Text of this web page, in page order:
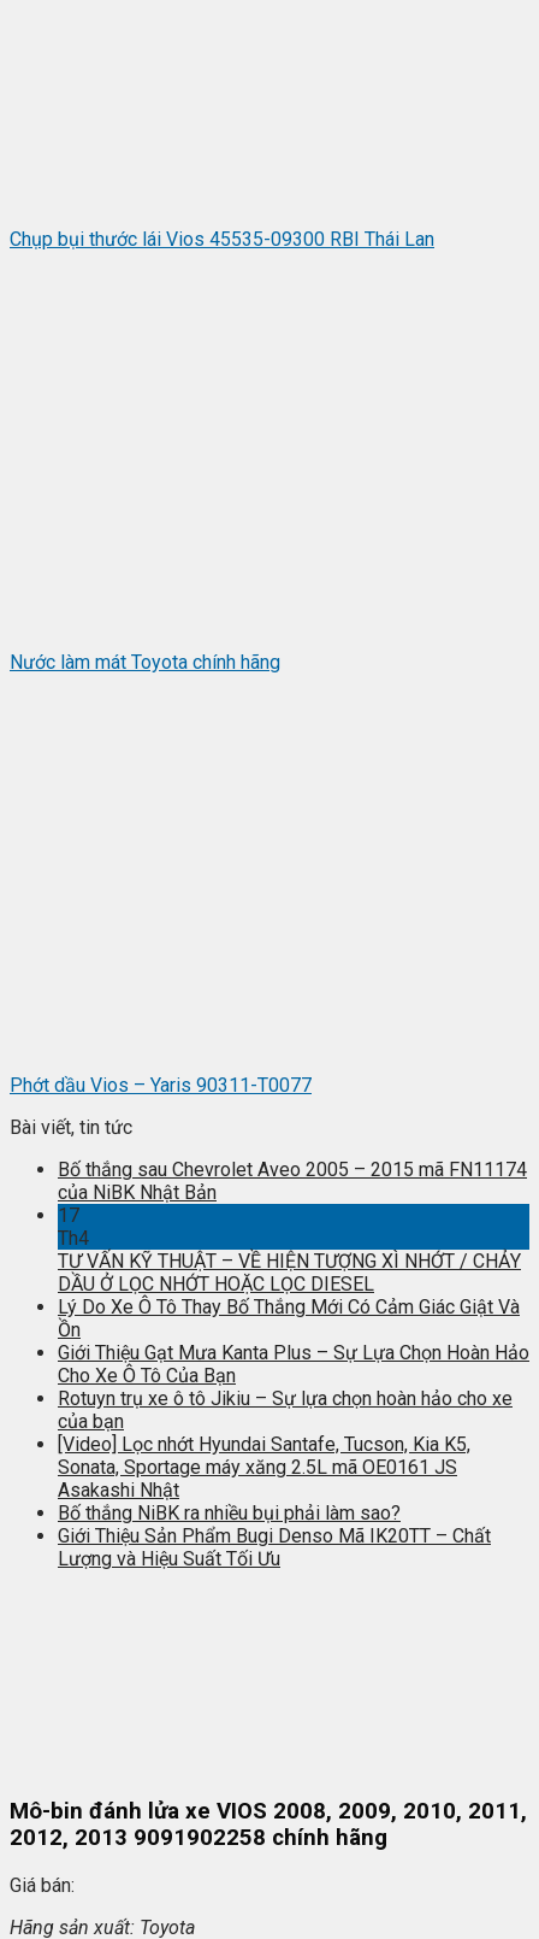
Chụp bụi thước lái Vios 45535-09300 RBI Thái Lan
Nước làm mát Toyota chính hãng
Phớt dầu Vios – Yaris 90311-T0077
Bài viết, tin tức
Bố thắng sau Chevrolet Aveo 2005 – 2015 mã FN11174
của NiBK Nhật Bản
17
Th4
TƯ VẤN KỸ THUẬT – VỀ HIỆN TƯỢNG XÌ NHỚT / CHẢY
DẦU Ở LỌC NHỚT HOẶC LỌC DIESEL
Lý Do Xe Ô Tô Thay Bố Thắng Mới Có Cảm Giác Giật Và
Ồn
Giới Thiệu Gạt Mưa Kanta Plus – Sự Lựa Chọn Hoàn Hảo
Cho Xe Ô Tô Của Bạn
Rotuyn trụ xe ô tô Jikiu – Sự lựa chọn hoàn hảo cho xe
của bạn
[Video] Lọc nhớt Hyundai Santafe, Tucson, Kia K5,
Sonata, Sportage máy xăng 2.5L mã OE0161 JS
Asakashi Nhật
Bố thắng NiBK ra nhiều bụi phải làm sao?
Giới Thiệu Sản Phẩm Bugi Denso Mã IK20TT – Chất
Lượng và Hiệu Suất Tối Ưu
Mô-bin đánh lửa xe VIOS 2008, 2009, 2010, 2011,
2012, 2013 9091902258 chính hãng
Giá bán:
Hãng sản xuất: Toyota